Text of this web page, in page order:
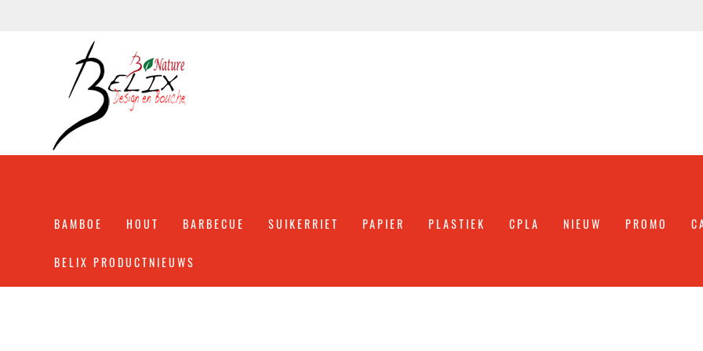
BAMBOE HOUT BARBECUE SUIKERRIET PAPIER PLASTIEK CPLA NIEUW PROMO
BELIX PRODUCTNIEUWS